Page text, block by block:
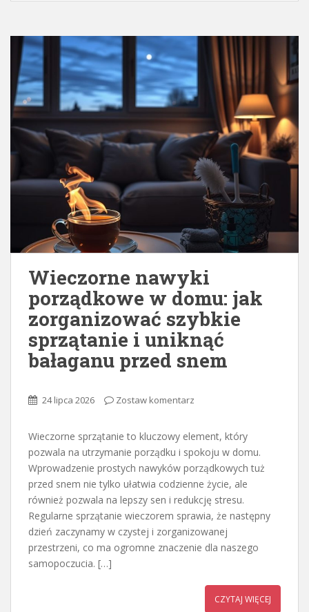
Wieczorne nawyki
porządkowe w domu: jak
zorganizować szybkie
sprzątanie i uniknąć
bałaganu przed snem
24 lipca 2026 Zostaw komentarz
Wieczorne sprzątanie to kluczowy element, który
pozwala na utrzymanie porządku i spokoju w domu.
Wprowadzenie prostych nawyków porządkowych tuż
przed snem nie tylko ułatwia codzienne życie, ale
również pozwala na lepszy sen i redukcję stresu.
Regularne sprzątanie wieczorem sprawia, że następny
dzień zaczynamy w czystej i zorganizowanej
przestrzeni, co ma ogromne znaczenie dla naszego
samopoczucia. […]
CZYTAJ WIĘCEJ